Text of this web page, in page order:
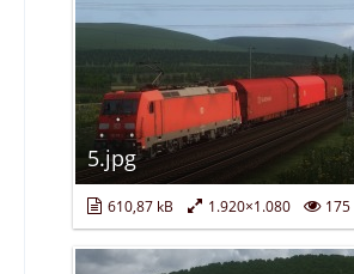
5.jpg
610,87 kB 1.920×1.080 175